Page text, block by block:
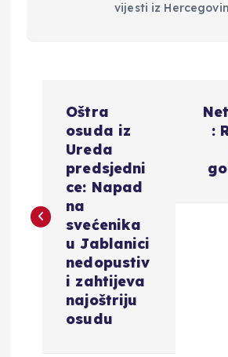
vijesti iz
i
Oštra
osuda iz
Ureda
predsjedni
ce: Napad
na
svećenika
u Jablanici
nedopustiv
i zahtijeva
najoštriju
osudu
: